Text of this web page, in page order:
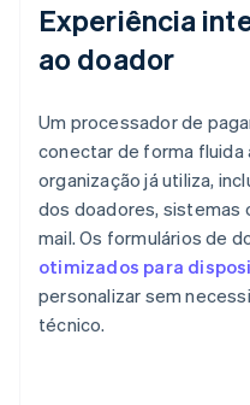
Experiência
ao doador
Um processador de
conectar de forma fluida
organização já utiliza,
dos doadores, sistemas
mail. Os formulários de
otimizados para
personalizar sem
técnico.